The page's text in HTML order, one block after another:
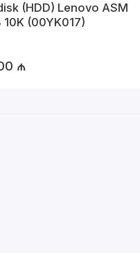
(HDD) Lenovo ASM
10K (00YK017)
₼